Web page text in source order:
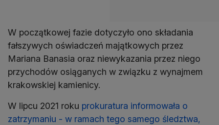
W początkowej fazie dotyczyło ono składania
fałszywych oświadczeń majątkowych przez
Mariana Banasia oraz niewykazania przez niego
przychodów osiąganych w związku z wynajmem
krakowskiej kamienicy.
W lipcu 2021 roku prokuratura informowała o
zatrzymaniu - w ramach tego samego śledztwa,